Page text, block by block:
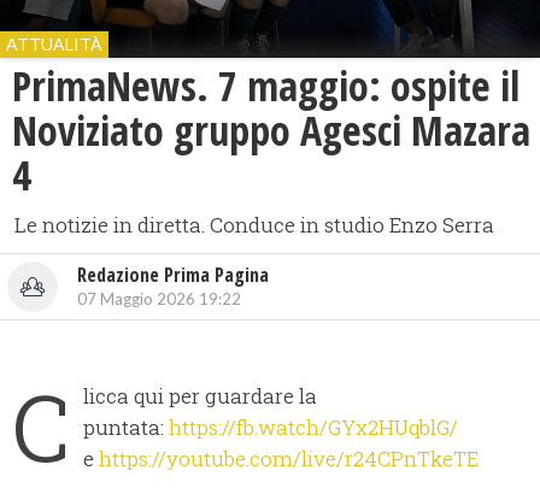
ATTUALITÀ
PrimaNews. 7 maggio: ospite il
Noviziato gruppo Agesci Mazara
4
Le notizie in diretta. Conduce in studio Enzo Serra
Redazione Prima Pagina
07 Maggio 2026 19:22
C
licca qui per guardare la
puntata: https://fb.watch/GYx2HUqblG/
e https://youtube.com/live/r24CPnTkeTE